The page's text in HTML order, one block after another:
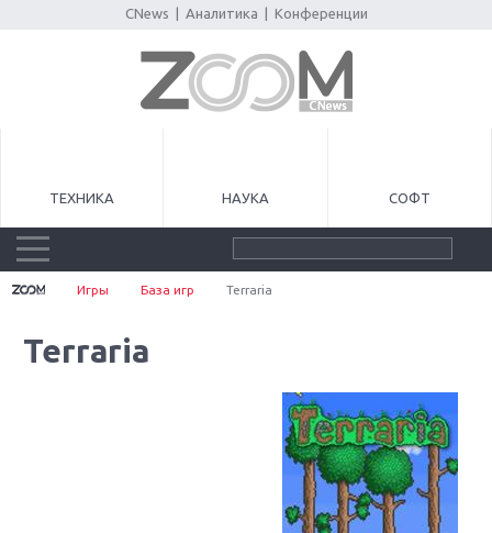
CNews Аналитика Конференции
ТЕХНИКА НАУКА СОФТ
Игры База игр Terraria
Terraria